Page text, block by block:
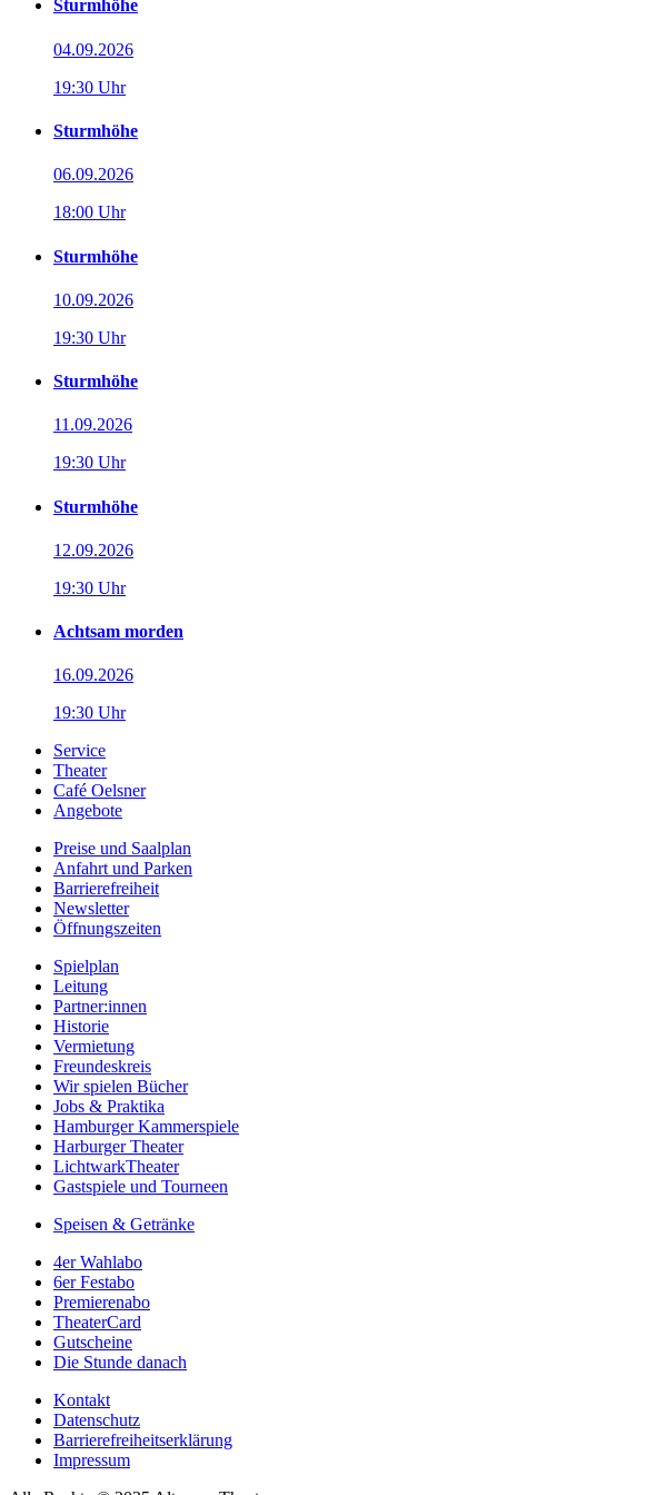
Sturmhöhe
04.09.2026
19:30 Uhr
Sturmhöhe
06.09.2026
18:00 Uhr
Sturmhöhe
10.09.2026
19:30 Uhr
Sturmhöhe
11.09.2026
19:30 Uhr
Sturmhöhe
12.09.2026
19:30 Uhr
Achtsam morden
16.09.2026
19:30 Uhr
Service
Theater
Café Oelsner
Angebote
Preise und Saalplan
Anfahrt und Parken
Barrierefreiheit
Newsletter
Öffnungszeiten
Spielplan
Leitung
Partner:innen
Historie
Vermietung
Freundeskreis
Wir spielen Bücher
Jobs & Praktika
Hamburger Kammerspiele
Harburger Theater
LichtwarkTheater
Gastspiele und Tourneen
Speisen & Getränke
4er Wahlabo
6er Festabo
Premierenabo
TheaterCard
Gutscheine
Die Stunde danach
Kontakt
Datenschutz
Barrierefreiheitserklärung
Impressum